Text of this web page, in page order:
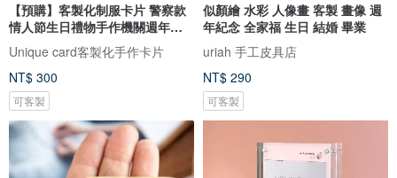
【預購】客製化制服卡片 警察款
情人節生日禮物手作機關週年紀
念
Unique card客製化手作卡片
NT$ 300
可客製
似顏繪 水彩 人像畫 客製 畫像 週
年紀念 全家福 生日 結婚 畢業
uriah 手工皮具店
NT$ 290
可客製